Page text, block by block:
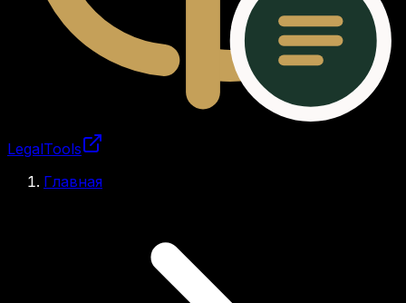
LegalTools
Главная